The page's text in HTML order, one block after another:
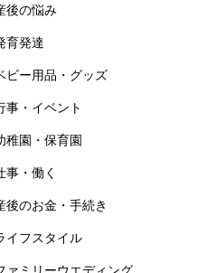
後の悩み
育発達
ビー用品・グッズ
事・イベント
稚園・保育園
事・働く
後のお金・手続き
イフスタイル